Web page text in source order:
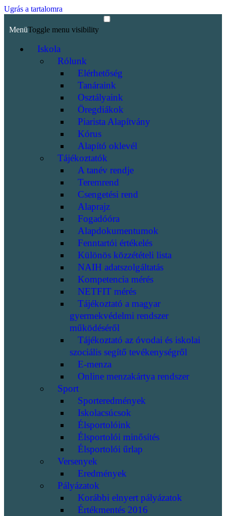
Ugrás a tartalomra
MenüToggle menu visibility
Iskola
Rólunk
Elérhetőség
Tanáraink
Osztályaink
Öregdiákok
Piarista Alapítvány
Kórus
Alapító oklevél
Tájékoztatók
A tanév rendje
Teremrend
Csengetési rend
Alaprajz
Fogadóóra
Alapdokumentumok
Fenntartói értékelés
Különös közzétételi lista
NAIH adatszolgáltatás
Kompetencia mérés
NETFIT mérés
Tájékoztató a magyar
gyermekvédelmi rendszer
működéséről
Tájékoztató az óvodai és iskolai
szociális segítő tevékenységről
E-menza
Online menzakártya rendszer
Sport
Sporteredmények
Iskolacsúcsok
Élsportolóink
Élsportolói minősítés
Élsportolói űrlap
Versenyek
Eredmények
Pályázatok
Korábbi elnyert pályázatok
Értékmentés 2016